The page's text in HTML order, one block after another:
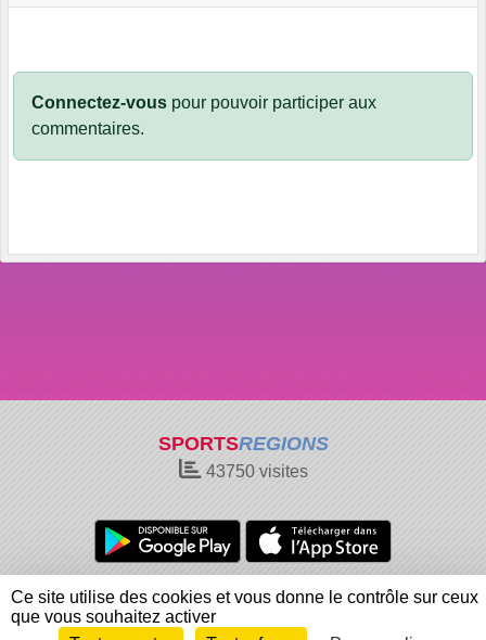
Connectez-vous pour pouvoir participer aux
commentaires.
SPORTSREGIONS
43750visites
Charte cookies
Gestion des cookies
Informations légales
Signaler un contenu inapproprié
Ce site utilise des cookies et vous donne le contrôle sur ceux
que vous souhaitez activer